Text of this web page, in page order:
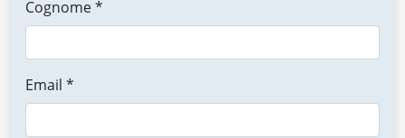
Cognome *
Email *